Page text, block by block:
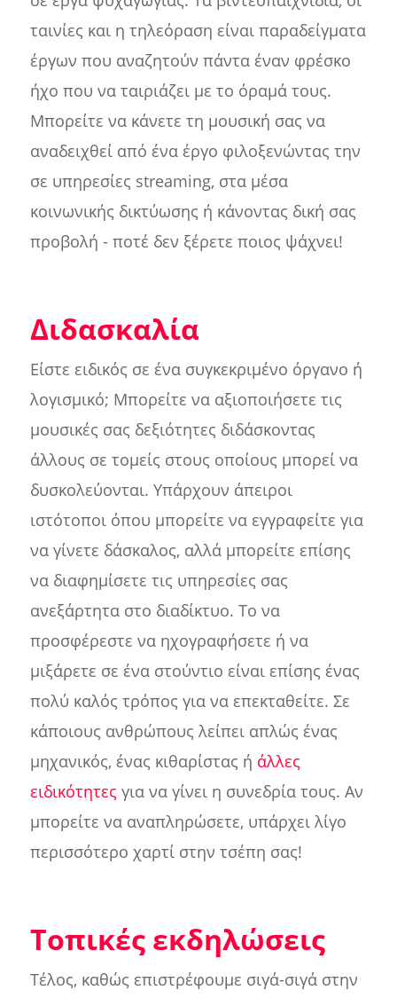
ταινίες και η τηλεόραση είναι παραδείγματα
έργων που αναζητούν πάντα έναν φρέσκο
ήχο που να ταιριάζει με το όραμά τους.
Μπορείτε να κάνετε τη μουσική σας να
αναδειχθεί από ένα έργο φιλοξενώντας την
σε υπηρεσίες streaming, στα μέσα
κοινωνικής δικτύωσης ή κάνοντας δική σας
προβολή - ποτέ δεν ξέρετε ποιος ψάχνει!
Διδασκαλία
Είστε ειδικός σε ένα συγκεκριμένο όργανο ή
λογισμικό; Μπορείτε να αξιοποιήσετε τις
μουσικές σας δεξιότητες διδάσκοντας
άλλους σε τομείς στους οποίους μπορεί να
δυσκολεύονται. Υπάρχουν άπειροι
ιστότοποι όπου μπορείτε να εγγραφείτε για
να γίνετε δάσκαλος, αλλά μπορείτε επίσης
να διαφημίσετε τις υπηρεσίες σας
ανεξάρτητα στο διαδίκτυο. Το να
προσφέρεστε να ηχογραφήσετε ή να
μιξάρετε σε ένα στούντιο είναι επίσης ένας
πολύ καλός τρόπος για να επεκταθείτε. Σε
κάποιους ανθρώπους λείπει απλώς ένας
μηχανικός, ένας κιθαρίστας ή άλλες
ειδικότητες για να γίνει η συνεδρία τους. Αν
μπορείτε να αναπληρώσετε, υπάρχει λίγο
περισσότερο χαρτί στην τσέπη σας!
Τοπικές εκδηλώσεις
Τέλος, καθώς επιστρέφουμε σιγά-σιγά στην